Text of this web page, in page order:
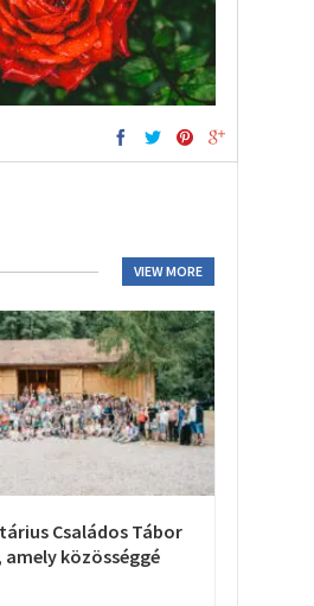
VIEW MORE
Családos Tábor
amely közösséggé